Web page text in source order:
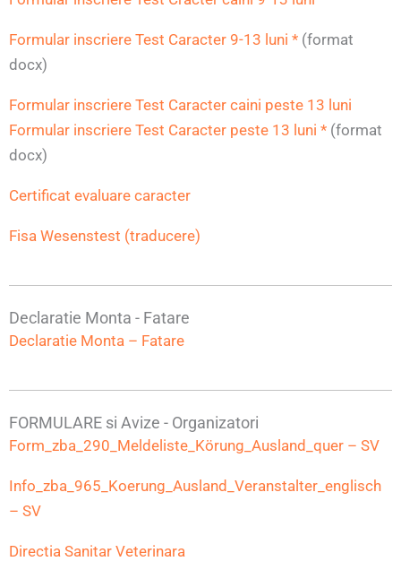
Formular inscriere Test Caracter 9-13 luni * (format
docx)
Formular inscriere Test Caracter caini peste 13 luni
Formular inscriere Test Caracter peste 13 luni * (format
docx)
Certificat evaluare caracter
Fisa Wesenstest (traducere)
Declaratie Monta - Fatare
Declaratie Monta – Fatare
FORMULARE si Avize - Organizatori
Form_zba_290_Meldeliste_Körung_Ausland_quer – SV
Info_zba_965_Koerung_Ausland_Veranstalter_englisch
– SV
Directia Sanitar Veterinara